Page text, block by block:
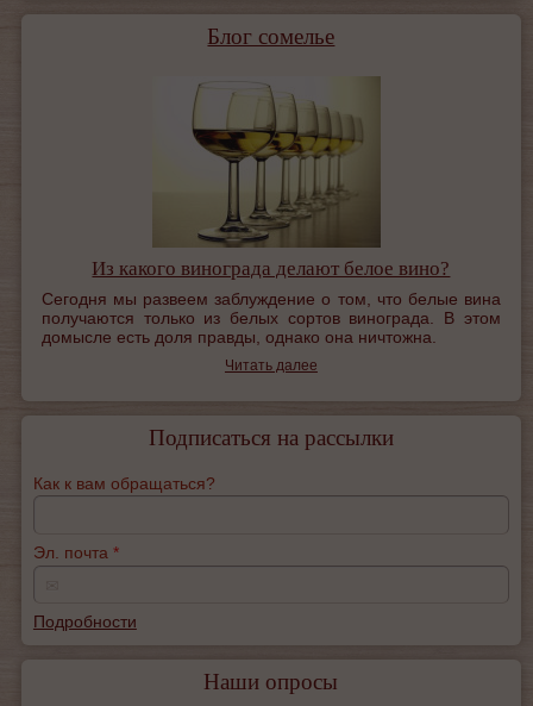
Блог сомелье
Из какого винограда делают белое вино?
Сегодня мы развеем заблуждение о том, что белые вина
получаются только из белых сортов винограда. В этом
домысле есть доля правды, однако она ничтожна.
Читать далее
Подписаться на рассылки
Как к вам обращаться?
Эл. почта *
Подробности
Наши опросы